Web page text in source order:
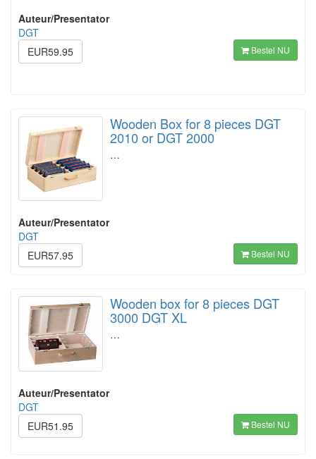
Auteur/Presentator
DGT
EUR59.95
Bestel NU
Wooden Box for 8 pieces DGT
2010 or DGT 2000
…
Auteur/Presentator
DGT
EUR57.95
Bestel NU
Wooden box for 8 pieces DGT
3000 DGT XL
…
Auteur/Presentator
DGT
EUR51.95
Bestel NU